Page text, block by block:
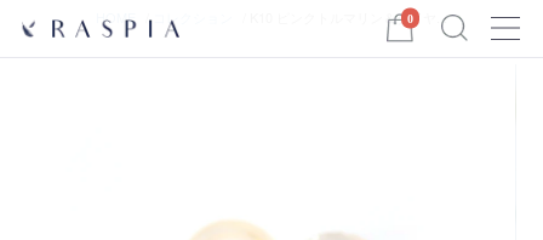
Menu
0
HOME コレクション K10 ピンクトルマリン＆ダイヤ...